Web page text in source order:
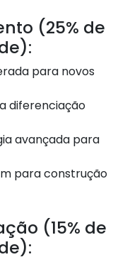
(25% de
para novos
diferenciação
avançada para
para construção
(15% de